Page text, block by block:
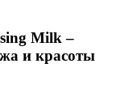
Milk –
и красоты